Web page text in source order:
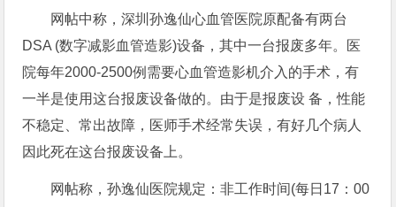
网帖中称，深圳孙逸仙心血管医院原配备有两台
DSA (数字减影血管造影)设备，其中一台报废多年。医
院每年2000-2500例需要心血管造影机介入的手术，有
一半是使用这台报废设备做的。由于是报废设 备，性能
不稳定、常出故障，医师手术经常失误，有好几个病人
因此死在这台报废设备上。
网帖称，孙逸仙医院规定：非工作时间(每日17：00